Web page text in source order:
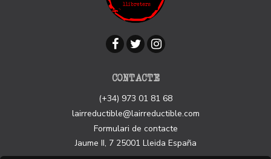
CONTACTE
(+34) 973 01 81 68
lairreductible@lairreductible.com
Formulari de contacte
Jaume II, 7 25001 Lleida España